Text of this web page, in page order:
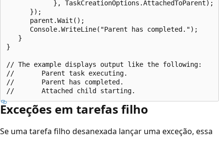
            }, TaskCreationOptions.AttachedToParent);
      });
      parent.Wait();
      Console.WriteLine("Parent has completed.");
   }
}
// The example displays output like the following:
//       Parent task executing.
//       Parent has completed.
Exceções em tarefas filho
Se uma tarefa filho desanexada lançar uma exceção, essa